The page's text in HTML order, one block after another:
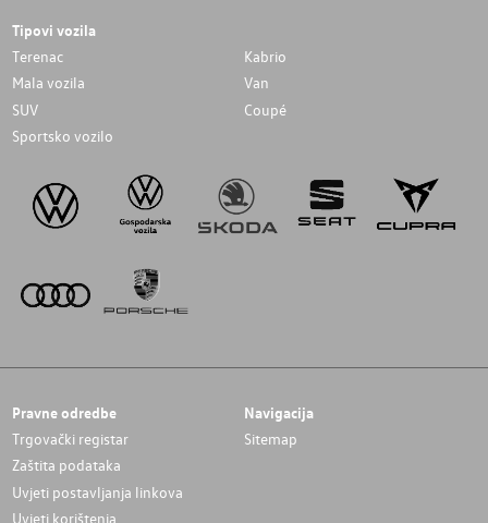
Tipovi vozila
Terenac
Kabrio
Mala vozila
Van
SUV
Coupé
Sportsko vozilo
Pravne odredbe
Trgovački registar
Zaštita podataka
Uvjeti postavljanja linkova
Uvjeti korištenja
Navigacija
Sitemap